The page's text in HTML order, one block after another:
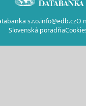
s.r.o.info@edb.czO
Slovenská poradňa